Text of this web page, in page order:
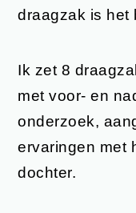
draagzak is het
Ik zet 8
met voor- en
onderzoek,
ervaringen met
dochter.